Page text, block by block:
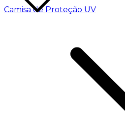
Camisa de Proteção UV